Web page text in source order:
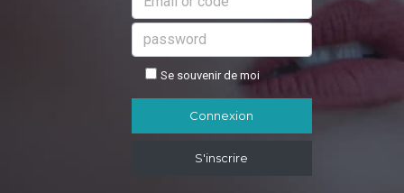
Se souvenir de moi
S'inscrire